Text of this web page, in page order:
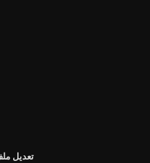
تعديل